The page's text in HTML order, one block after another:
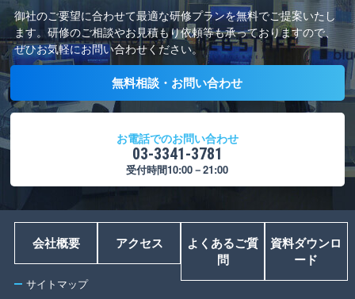
御社のご要望に合わせて最適な研修プランを無料でご提案いたし
ます。 研修のご相談やお見積もり依頼等も承っておりますので、
ぜひお気軽にお問い合わせください。
無料相談・お問い合わせ
お電話でのお問い合わせ
03-3341-3781
受付時間10:00－21:00
サイトマップ
会社概要 アクセス
よくあるご質
問
資料ダウンロ
ード